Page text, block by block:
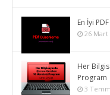
En İyi
26 Mart
Her
Program
3